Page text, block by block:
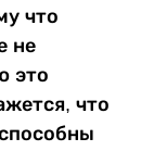
что
не
это
что